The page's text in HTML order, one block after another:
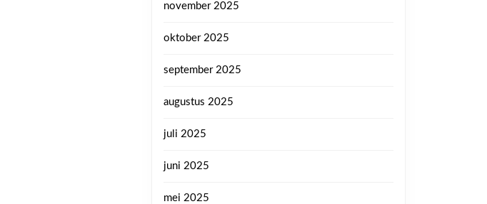
november 2025
oktober 2025
september 2025
augustus 2025
juli 2025
juni 2025
mei 2025